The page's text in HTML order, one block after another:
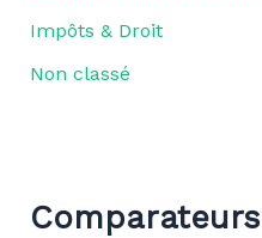
Impôts & Droit
Non classé
Comparateurs